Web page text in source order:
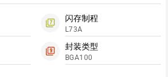
filter_7
闪存制程
L73A
filter_9
封装类型
BGA100